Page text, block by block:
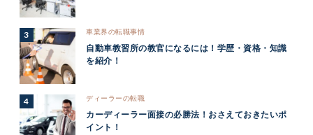
車業界の転職事情
自動車教習所の教官になるには！学歴・資格・知識
を紹介！
ディーラーの転職
カーディーラー面接の必勝法！おさえておきたいポ
イント！